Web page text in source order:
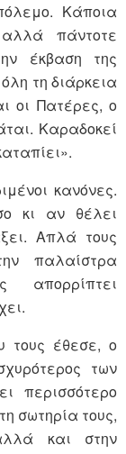
Κάποια
πάντοτε
έκβαση της
τη διάρκεια
οι Πατέρες, ο
Καραδοκεί
κανόνες.
κι αν θέλει
Απλά τους
παλαίστρα
τους έθεσε, ο
των
περισσότερο
σωτηρία τους,
και στην